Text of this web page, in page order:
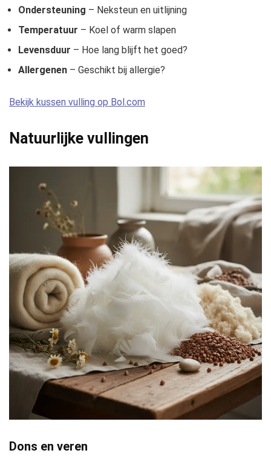
Ondersteuning – Neksteun en uitlijning
Temperatuur – Koel of warm slapen
Levensduur – Hoe lang blijft het goed?
Allergenen – Geschikt bij allergie?
Bekijk kussen vulling op Bol.com
Natuurlijke vullingen
Dons en veren